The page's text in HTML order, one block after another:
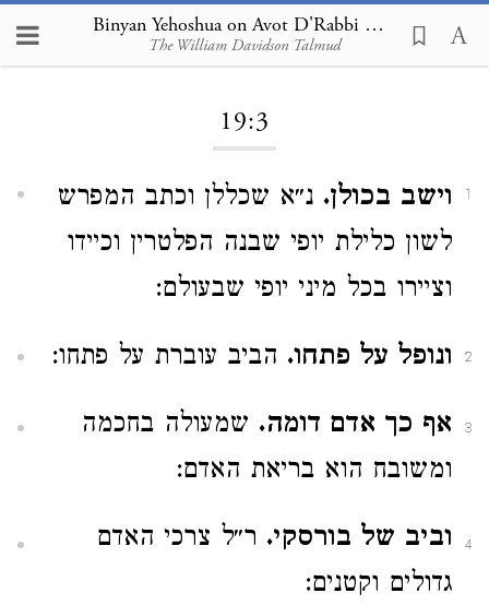
Binyan Yehoshua on Avot D'Rabbi Natan 19:3
The William Davidson Talmud
Loading...
19:3
1 וישב בכולן. נ״א שכללן וכתב המפרש
לשון כלילת יופי שבנה הפלטרין וכיידו
וציירו בכל מיני יופי שבעולם:
2 ונופל על פתחו. הביב עוברת על פתחו:
3 אף כך אדם דומה. שמעולה בחכמה
ומשובח הוא בריאת האדם:
4 וביב של בורסקי. ר״ל צרכי האדם
גדולים וקטנים: